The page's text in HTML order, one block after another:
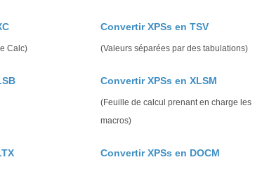
Calc)
Convertir XPSs en TSV
(Valeurs séparées par des tabulations)
Convertir XPSs en XLSM
(Feuille de calcul prenant en charge les
macros)
Convertir XPSs en DOCM